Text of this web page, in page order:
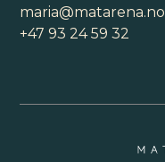
maria@matarena.no
+47 93 24 59 32